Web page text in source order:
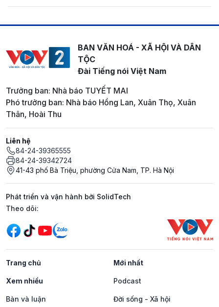
BAN VĂN HOÁ - XÃ HỘI VÀ DÂN
TỘC
Đài Tiếng nói Việt Nam
Trưởng ban: Nhà báo TUYẾT MAI
Phó trưởng ban: Nhà báo Hồng Lan, Xuân Thọ, Xuân
Thân, Hoài Thu
Liên hệ
84-24-39365555
84-24-39342724
41-43 phố Bà Triệu, phường Cửa Nam, TP. Hà Nội
Phát triển và vận hành bởi SolidTech
Mạng xã hội
Theo dõi:
Trang chủ Mới nhất
Xem nhiều Podcast
Bàn và luận Đời sống - Xã hội